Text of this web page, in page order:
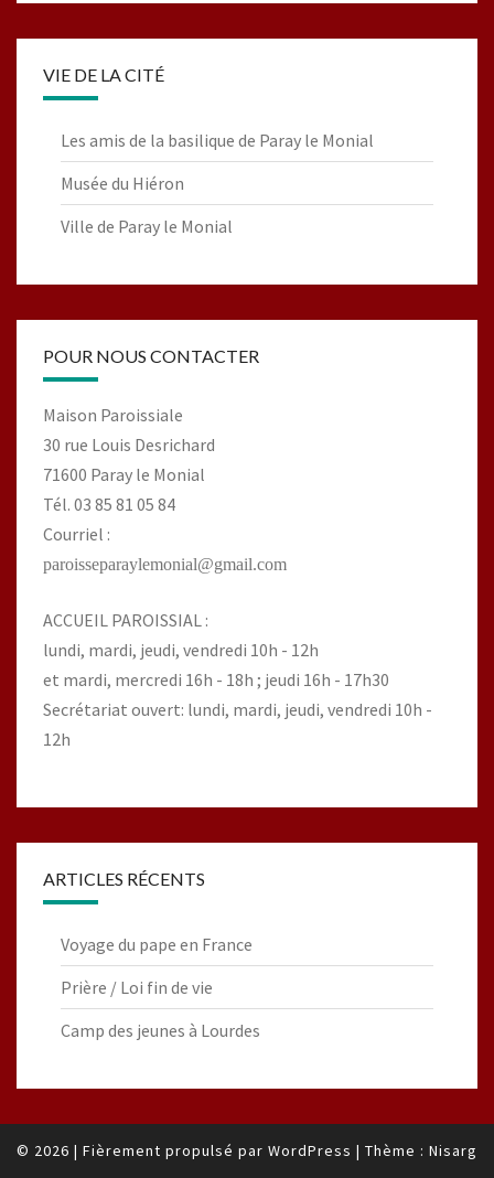
VIE DE LA CITÉ
Les amis de la basilique de Paray le Monial
Musée du Hiéron
Ville de Paray le Monial
POUR NOUS CONTACTER
Maison Paroissiale
30 rue Louis Desrichard
71600 Paray le Monial
Tél. 03 85 81 05 84
Courriel :
paroisseparaylemonial@gmail.com
ACCUEIL PAROISSIAL :
lundi, mardi, jeudi, vendredi 10h - 12h
et mardi, mercredi 16h - 18h ; jeudi 16h - 17h30
Secrétariat ouvert: lundi, mardi, jeudi, vendredi 10h -
12h
ARTICLES RÉCENTS
Voyage du pape en France
Prière / Loi fin de vie
Camp des jeunes à Lourdes
© 2026 | Fièrement propulsé par WordPress | Thème : Nisarg